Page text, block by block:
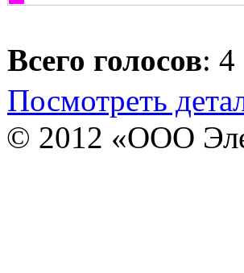
Всего голосов: 4
Посмотреть
© 2012 «ООО